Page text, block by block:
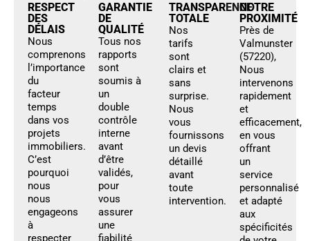
RESPECT
DES
DÉLAIS
Nous
comprenons
l’importance
du
facteur
temps
dans vos
projets
immobiliers.
C’est
pourquoi
nous
nous
engageons
à
respecter
GARANTIE
DE
QUALITÉ
Tous nos
rapports
sont
soumis à
un
double
contrôle
interne
avant
d’être
validés,
pour
vous
assurer
une
fiabilité
TRANSPARENCE
TOTALE
Nos
tarifs
sont
clairs et
sans
surprise.
Nous
vous
fournissons
un devis
détaillé
avant
toute
intervention.
NOTRE
PROXIMITÉ
Près de
Valmunster
(57220),
Nous
intervenons
rapidement
et
efficacement,
en vous
offrant
un
service
personnalisé
et adapté
aux
spécificités